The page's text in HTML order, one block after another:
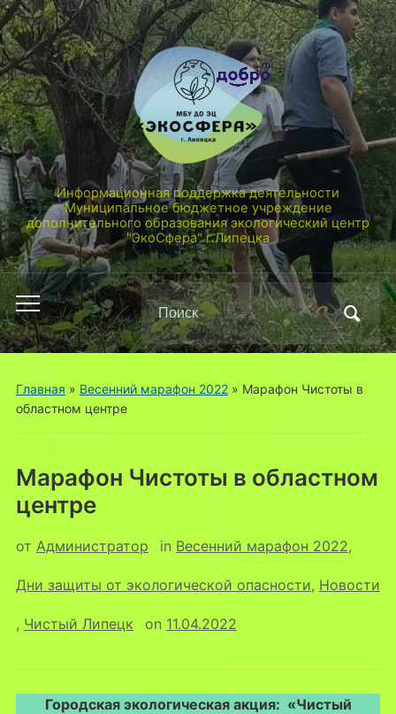
Информационная поддержка деятельности
Муниципальное бюджетное учреждение
дополнительного образования экологический центр
"ЭкоСфера" г.Липецка
Переключить
мобильное
меню
Поиск
по:
Главная » Весенний марафон 2022» Марафон Чистоты в
областном центре
Марафон Чистоты в областном
центре
от Администратор in Весенний марафон 2022,
Дни защиты от экологической опасности, Новости
, Чистый Липецк on 11.04.2022
Городская экологическая акция: «Чистый